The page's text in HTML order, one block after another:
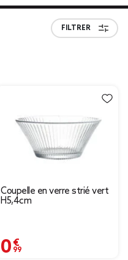
FILTRER
Coupelle en verre strié vert
H5,4cm
0,99 €